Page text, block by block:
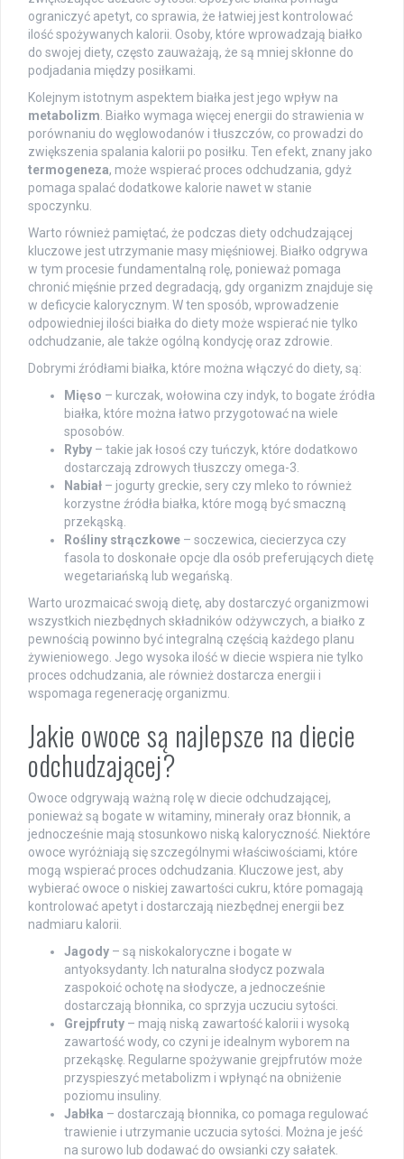
ograniczyć apetyt, co sprawia, że łatwiej jest kontrolować
ilość spożywanych kalorii. Osoby, które wprowadzają białko
do swojej diety, często zauważają, że są mniej skłonne do
podjadania między posiłkami.
Kolejnym istotnym aspektem białka jest jego wpływ na
metabolizm . Białko wymaga więcej energii do strawienia w
porównaniu do węglowodanów i tłuszczów, co prowadzi do
zwiększenia spalania kalorii po posiłku. Ten efekt, znany jako
termogeneza, może wspierać proces odchudzania, gdyż
pomaga spalać dodatkowe kalorie nawet w stanie
spoczynku.
Warto również pamiętać, że podczas diety odchudzającej
kluczowe jest utrzymanie masy mięśniowej. Białko odgrywa
w tym procesie fundamentalną rolę, ponieważ pomaga
chronić mięśnie przed degradacją, gdy organizm znajduje się
w deficycie kalorycznym. W ten sposób, wprowadzenie
odpowiedniej ilości białka do diety może wspierać nie tylko
odchudzanie, ale także ogólną kondycję oraz zdrowie.
Dobrymi źródłami białka, które można włączyć do diety, są:
Mięso – kurczak, wołowina czy indyk, to bogate źródła
białka, które można łatwo przygotować na wiele
sposobów.
Ryby – takie jak łosoś czy tuńczyk, które dodatkowo
dostarczają zdrowych tłuszczy omega-3.
Nabiał – jogurty greckie, sery czy mleko to również
korzystne źródła białka, które mogą być smaczną
przekąską.
Rośliny strączkowe – soczewica, ciecierzyca czy
fasola to doskonałe opcje dla osób preferujących dietę
wegetariańską lub wegańską.
Warto urozmaicać swoją dietę, aby dostarczyć organizmowi
wszystkich niezbędnych składników odżywczych, a białko z
pewnością powinno być integralną częścią każdego planu
żywieniowego. Jego wysoka ilość w diecie wspiera nie tylko
proces odchudzania, ale również dostarcza energii i
wspomaga regenerację organizmu.
Jakie owoce są najlepsze na diecie
odchudzającej?
Owoce odgrywają ważną rolę w diecie odchudzającej,
ponieważ są bogate w witaminy, minerały oraz błonnik, a
jednocześnie mają stosunkowo niską kaloryczność. Niektóre
owoce wyróżniają się szczególnymi właściwościami, które
mogą wspierać proces odchudzania. Kluczowe jest, aby
wybierać owoce o niskiej zawartości cukru, które pomagają
kontrolować apetyt i dostarczają niezbędnej energii bez
nadmiaru kalorii.
Jagody – są niskokaloryczne i bogate w
antyoksydanty. Ich naturalna słodycz pozwala
zaspokoić ochotę na słodycze, a jednocześnie
dostarczają błonnika, co sprzyja uczuciu sytości.
Grejpfruty – mają niską zawartość kalorii i wysoką
zawartość wody, co czyni je idealnym wyborem na
przekąskę. Regularne spożywanie grejpfrutów może
przyspieszyć metabolizm i wpłynąć na obniżenie
poziomu insuliny.
Jabłka – dostarczają błonnika, co pomaga regulować
trawienie i utrzymanie uczucia sytości. Można je jeść
na surowo lub dodawać do owsianki czy sałatek.